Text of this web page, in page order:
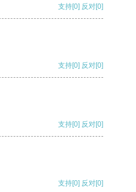
支持[0] 反对[0]
支持[0] 反对[0]
支持[0] 反对[0]
支持[0] 反对[0]